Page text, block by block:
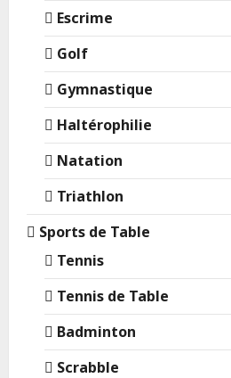
Escrime
Golf
Gymnastique
Haltérophilie
Natation
Triathlon
Sports de Table
Tennis
Tennis de Table
Badminton
Scrabble